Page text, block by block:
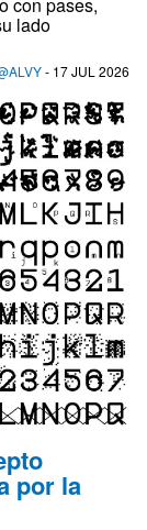
lado
- 17 JUL 2026
por la